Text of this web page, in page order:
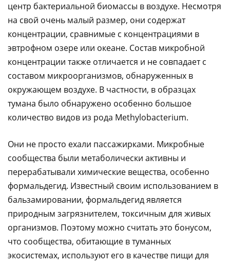
центр бактериальной биомассы в воздухе. Несмотря
на свой очень малый размер, они содержат
концентрации, сравнимые с концентрациями в
эвтрофном озере или океане. Состав микробной
концентрации также отличается и не совпадает с
составом микроорганизмов, обнаруженных в
окружающем воздухе. В частности, в образцах
тумана было обнаружено особенно большое
количество видов из рода Methylobacterium.
Они не просто ехали пассажирками. Микробные
сообщества были метаболически активны и
перерабатывали химические вещества, особенно
формальдегид. Известный своим использованием в
бальзамировании, формальдегид является
природным загрязнителем, токсичным для живых
организмов. Поэтому можно считать это бонусом,
что сообщества, обитающие в туманных
экосистемах, используют его в качестве пищи для